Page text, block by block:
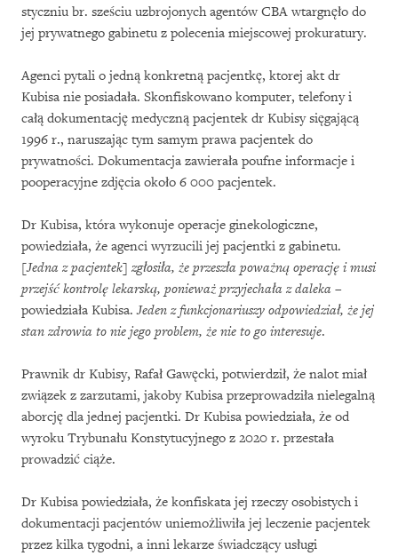
styczniu br. sześciu uzbrojonych agentów CBA wtargnęło do
jej prywatnego gabinetu z polecenia miejscowej prokuratury.
Agenci pytali o jedną konkretną pacjentkę, ktorej akt dr
Kubisa nie posiadała. Skonfiskowano komputer, telefony i
całą dokumentację medyczną pacjentek dr Kubisy sięgającą
1996 r., naruszając tym samym prawa pacjentek do
prywatności. Dokumentacja zawierała poufne informacje i
pooperacyjne zdjęcia około 6 000 pacjentek.
Dr Kubisa, która wykonuje operacje ginekologiczne,
powiedziała, że agenci wyrzucili jej pacjentki z gabinetu.
[Jedna z pacjentek] zgłosiła, że przeszła poważną operację i musi
przejść kontrolę lekarską, ponieważ przyjechała z daleka –
powiedziała Kubisa.Jeden z funkcjonariuszy odpowiedział, że jej
stan zdrowia to nie jego problem, że nie to go interesuje.
Prawnik dr Kubisy, Rafał Gawęcki, potwierdził, że nalot miał
związek z zarzutami, jakoby Kubisa przeprowadziła nielegalną
aborcję dla jednej pacjentki. Dr Kubisa powiedziała, że od
wyroku Trybunału Konstytucyjnego z 2020 r. przestała
prowadzić ciąże.
Dr Kubisa powiedziała, że konfiskata jej rzeczy osobistych i
dokumentacji pacjentów uniemożliwiła jej leczenie pacjentek
przez kilka tygodni, a inni lekarze świadczący usługi